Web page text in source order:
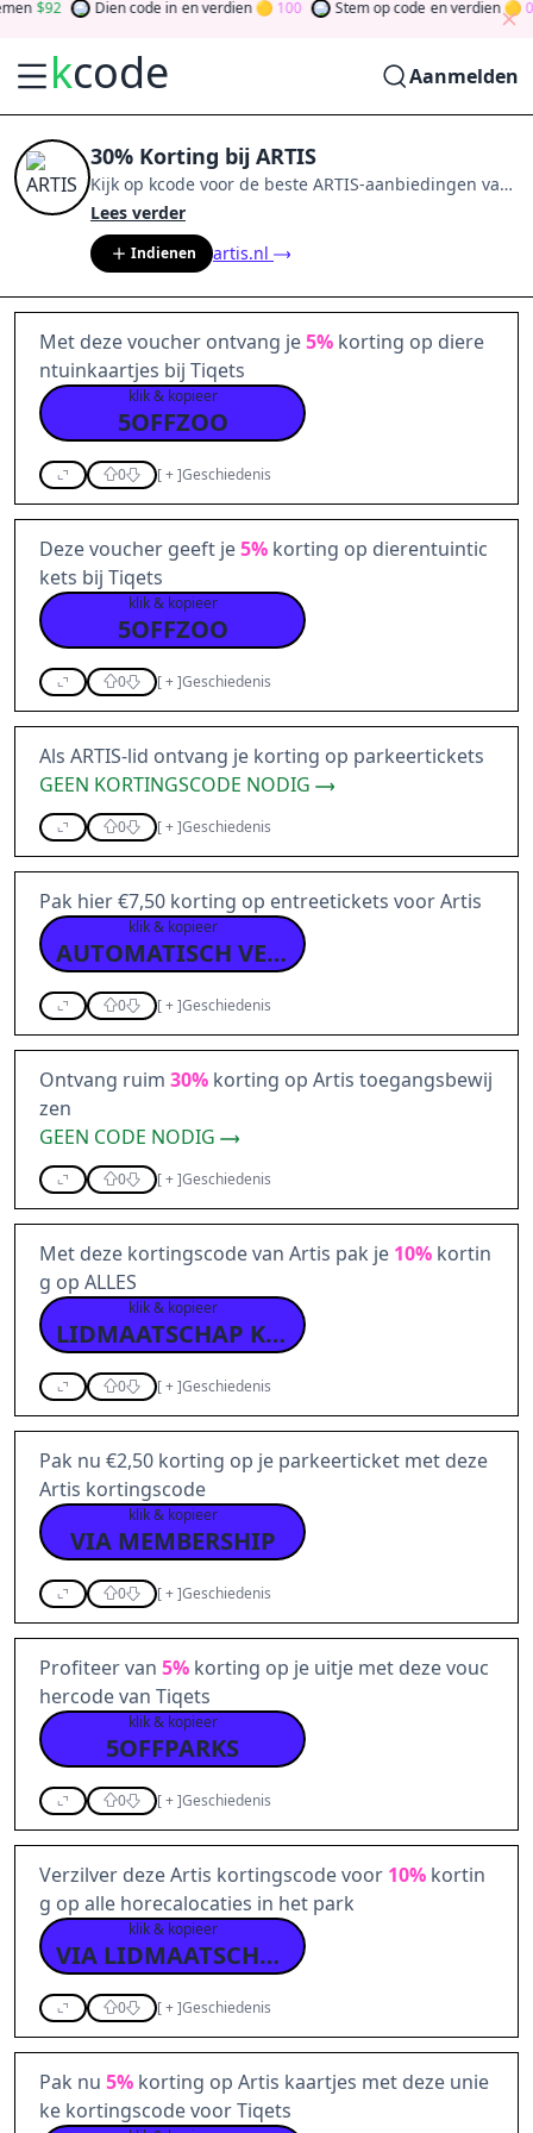
92 Dien code in en verdien 100 Stem op code en verdien 0
kcode Aanmelden
30% Korting bij ARTIS
Kijk op kcode voor de beste ARTIS-aanbiedingen van
aug 2026. Word lid van de community
tokens door bij te dragen via stemmen, testen, delen
en meer. Drehen Sie den Glücksklee
Sie Geld
Lees verder
Indienen artis.nl
Met deze voucher ontvang je5% korting op diere
ntuinkaartjes bij Tiqets
klik & kopieer
5OFFZOO
0 [+]Geschiedenis
Deze voucher geeft je5% korting op dierentuintic
kets bij Tiqets
klik & kopieer
5OFFZOO
0 [+]Geschiedenis
Als ARTIS-lid ontvang je korting op parkeertickets
GEEN KORTINGSCODE NODIG
0 [+]Geschiedenis
Pak hier €7,50 korting op entreetickets voor Artis
klik & kopieer
AUTOMATISCH VERWERKT
0 [+]Geschiedenis
Ontvang ruim 30% korting op Artis toegangsbewij
zen
GEEN CODE NODIG
0 [+]Geschiedenis
Met deze kortingscode van Artis pak je 10% kortin
g op ALLES
klik & kopieer
LIDMAATSCHAP KORTING
0 [+]Geschiedenis
Pak nu €2,50 korting op je parkeerticket met deze
Artis kortingscode
klik & kopieer
VIA MEMBERSHIP
0 [+]Geschiedenis
Profiteer van 5% korting op je uitje met deze vouc
hercode van Tiqets
klik & kopieer
5OFFPARKS
0 [+]Geschiedenis
Verzilver deze Artis kortingscode voor 10% kortin
g op alle horecalocaties in het park
klik & kopieer
VIA LIDMAATSCHAP
0 [+]Geschiedenis
Pak nu 5% korting op Artis kaartjes met deze unie
ke kortingscode voor Tiqets